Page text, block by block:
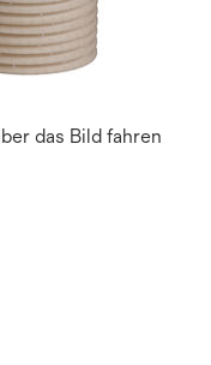
das Bild fahren